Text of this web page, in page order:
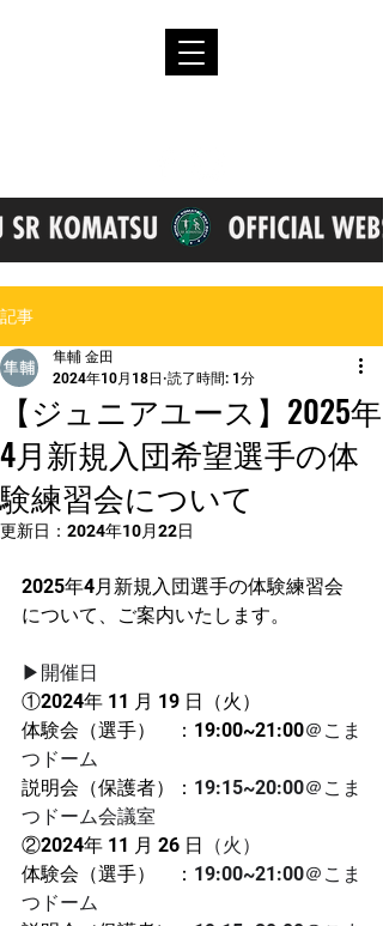
記事
【ジュニアユース】2025年
4月新規入団希望選手の体
験練習会について
隼輔 金田
2024年10月18日 読了時間: 1分
更新日： 2024年10月22日
2025年4月新規入団選手の体験練習会
について、ご案内いたします。
▶開催日
①2024年 11 月 19 日（火）
体験会（選手）　：19:00~21:00＠こま
つドーム
説明会（保護者）： 19:15~20:00＠こま
つドーム会議室
②2024年 11 月 26 日
（火）
体験会（選手）　： 19:00~21:00＠こま
つドーム